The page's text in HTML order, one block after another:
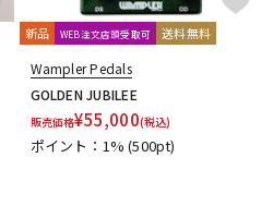
エフェクター
DTM
新品 WEB注文店頭受取可 送料無料
Wampler Pedals
GOLDEN JUBILEE
販売価格¥55,000(税込)
ポイント：1%(500pt)